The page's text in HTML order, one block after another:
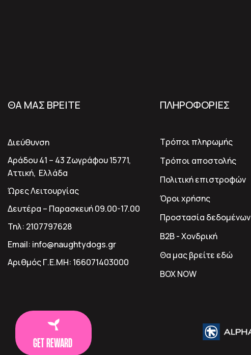
ΘΑ ΜΑΣ ΒΡΕΙΤΕ
Διεύθυνση
Αράδου 41 – 43 Ζωγράφου 15771,
Αττική, Ελλάδα
Ώρες Λειτουργίας
Δευτέρα – Παρασκευή 09.00-17.00
Τηλ: 2107797628
Email: info@naughtydogs.gr
Αριθμός Γ.Ε.ΜΗ: 166071403000
ΠΛΗΡΟΦΟΡΙΕΣ
Τρόποι πληρωμής
Τρόποι αποστολής
Πολιτική επιστροφών
Όροι χρήσης
Προστασία δεδομένων
B2B - Χονδρική
Θα μας βρείτε εδώ
BOX NOW
GET REWARD